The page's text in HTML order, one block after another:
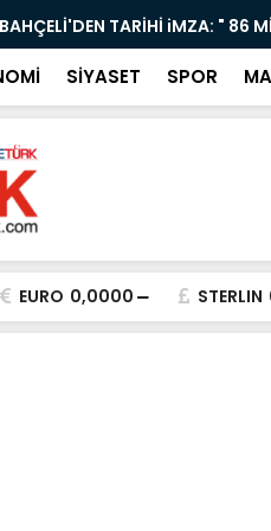
BAHÇELİ'DEN TARİHİ iMZA: " 86
SİYASET SPOR
EURO 0,0000 STERLIN